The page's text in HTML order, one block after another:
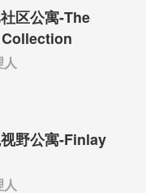
区公寓-The
人
野公寓-Finlay
人